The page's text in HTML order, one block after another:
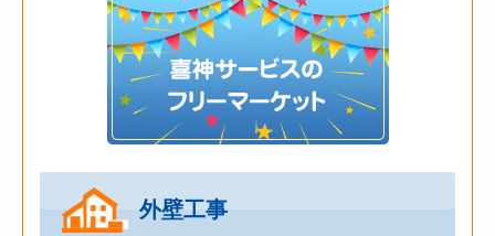
外壁工事